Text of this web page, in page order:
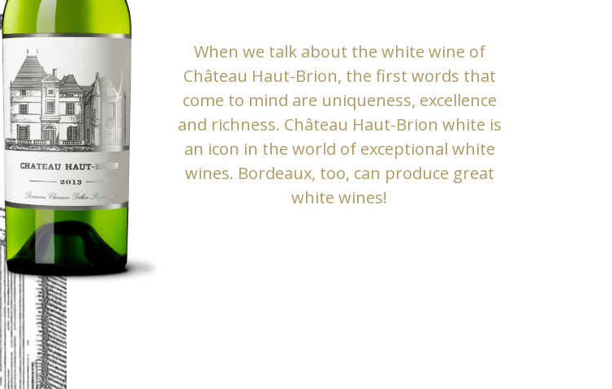
When we talk about the white wine of
Château Haut-Brion, the first words that
come to mind are uniqueness, excellence
and richness. Château Haut-Brion white is
an icon in the world of exceptional white
wines. Bordeaux, too, can produce great
white wines!